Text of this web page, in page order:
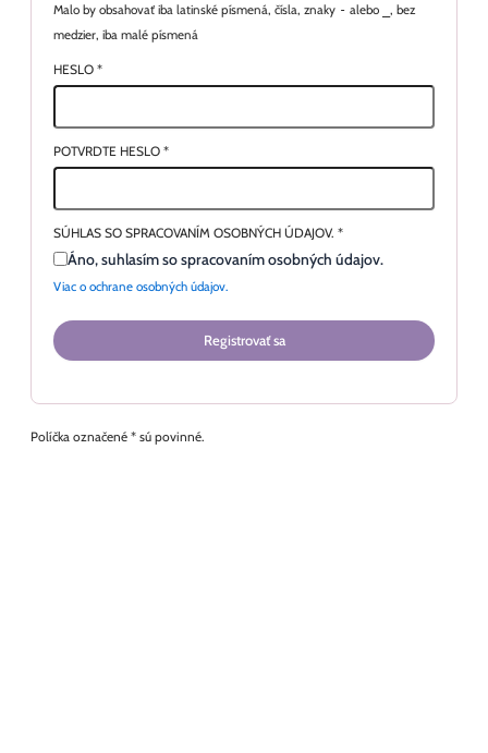
Malo by obsahovať iba latinské písmená, čísla, znaky - alebo
, bez
medzier, iba malé písmená
HESLO *
POTVRDTE HESLO *
SÚHLAS SO SPRACOVANÍM OSOBNÝCH ÚDAJOV. *
Áno, suhlasím so spracovaním osobných údajov.
Viac o ochrane osobných údajov.
Registrovať sa
Políčka označené * sú povinné.